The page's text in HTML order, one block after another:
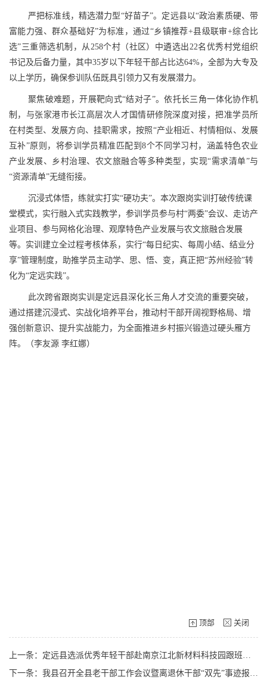
严把标准线，精选潜力型“好苗子”。定远县以“政治素质硬、带
富能力强、群众基础好”为标准，通过“乡镇推荐+县级联审+综合比
选”三重筛选机制，从258个村（社区）中遴选出22名优秀村党组织
书记及后备力量，其中35岁以下年轻干部占比达64%，全部为大专及
以上学历，确保参训队伍既具引领力又有发展潜力。
聚焦破难题，开展靶向式“结对子”。依托长三角一体化协作机
制，与张家港市长江高层次人才国情研修院深度对接，把准学员所
在村类型、发展方向、挂职需求，按照“产业相近、村情相似、发展
互补”原则，将参训学员精准匹配到8个不同学习村，涵盖特色农业
产业发展、乡村治理、农文旅融合等多种类型，实现“需求清单”与
“资源清单”无缝衔接。
沉浸式体悟，练就实打实“硬功夫”。本次跟岗实训打破传统课
堂模式，实行融入式实践教学，参训学员参与村“两委”会议、走访产
业项目、参与网格化治理、观摩特色产业发展与农文旅融合发展
等。实训建立全过程考核体系，实行“每日纪实、每周小结、结业分
享”管理制度，助推学员主动学、思、悟、变，真正把“苏州经验”转
化为“定远实践”。
此次跨省跟岗实训是定远县深化长三角人才交流的重要突破，
通过搭建沉浸式、实战化培养平台，推动村干部开阔视野格局、增
强创新意识、提升实战能力，为全面推进乡村振兴锻造过硬头雁方
阵。（李友源 李红娜）
顶部 关闭